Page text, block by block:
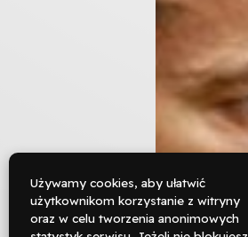

Używamy cookies, aby ułatwić
użytkownikom korzystanie z witryny
oraz w celu tworzenia anonimowych